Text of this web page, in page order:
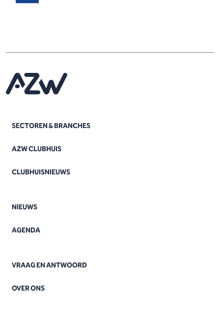
SECTOREN & BRANCHES
AZW CLUBHUIS
CLUBHUISNIEUWS
NIEUWS
AGENDA
VRAAG EN ANTWOORD
OVER ONS